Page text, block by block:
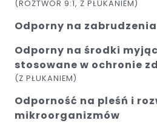
(ROZTWÓR 9:1, Z PŁUKANIEM)
Odporny na
Odporny na środki
stosowane w ochronie
(Z PŁUKANIEM)
Odporność na pleśń i
mikroorganizmów